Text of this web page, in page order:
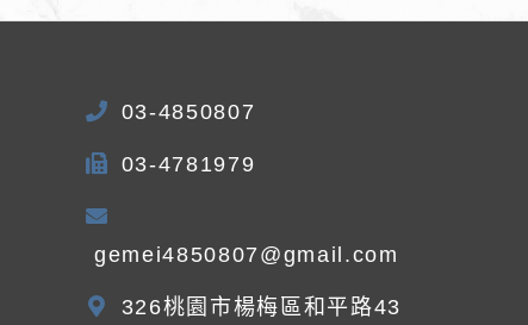
03-4850807
03-4781979
gemei4850807@gmail.com
326桃園市楊梅區和平路43